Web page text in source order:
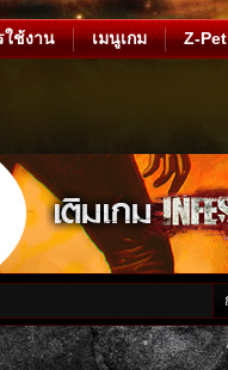
ใช้งาน เมนูเกม Z-Pet